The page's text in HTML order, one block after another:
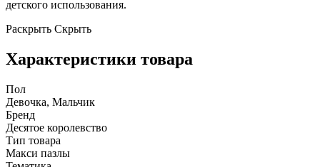
детского использования.
Раскрыть Скрыть
Характеристики товара
Пол
Девочка, Мальчик
Бренд
Десятое королевство
Тип товара
Макси пазлы